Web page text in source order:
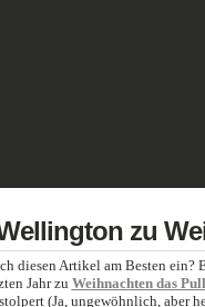
zu
diesen Artikel am Besten ein?
Jahr zu Weihnachten das
(Ja, ungewöhnlich, aber